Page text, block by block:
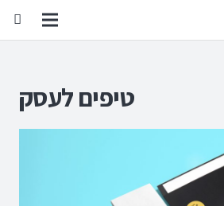
טיפים לעסק